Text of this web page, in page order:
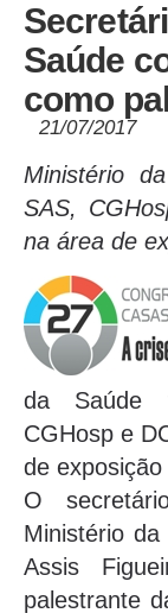
Saúde
como
21/07/2017
Ministério
SAS,
na área de
da Saúde
CGHosp e
de exposição
O
Ministério
Assis
palestrante